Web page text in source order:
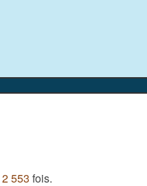
2 553 fois.